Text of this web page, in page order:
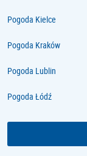
Pogoda Kielce
Pogoda Kraków
Pogoda Lublin
Pogoda Łódź